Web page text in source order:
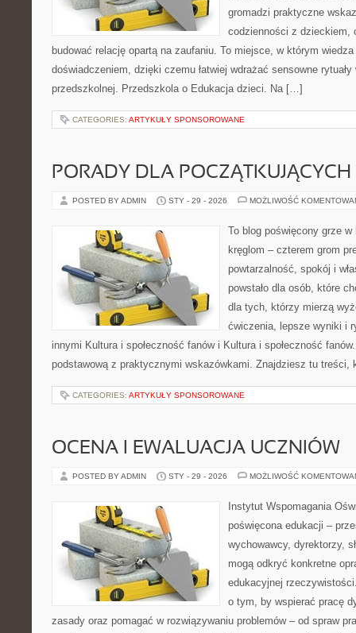
gromadzi praktyczne
codzienności z dzieckiem,
budować relację opartą na zaufaniu. To miejsce, w którym
doświadczeniem, dzięki czemu łatwiej wdrażać sensowne
przedszkolnej. Przedszkola o Edukacja dzieci. Na […]
CATEGORIES: ARTYKUŁY SPONSOROWANE
PORADY DLA POCZĄTKUJĄCYCH
POSTED BY ADMIN STY - 29 - 2026 MOŻLIWOŚĆ
To blog poświęcony grze
kręglom – czterem grom
powtarzalność, spokój i
powstało dla osób, które
dla tych, którzy mierzą
ćwiczenia, lepsze wyniki i
innymi Kultura i społeczność fanów i Kultura i społeczność
podstawową z praktycznymi wskazówkami. Znajdziesz tu treści,
CATEGORIES: ARTYKUŁY SPONSOROWANE
OCENA I EWALUACJA UCZNIÓW
POSTED BY ADMIN STY - 29 - 2026 MOŻLIWOŚĆ
Instytut Wspomagania
poświęcona edukacji –
wychowawcy, dyrektorzy,
mogą odkryć konkretne
edukacyjnej
o tym, by wspierać pracę
zasady oraz pomagać w rozwiązywaniu problemów – od spraw